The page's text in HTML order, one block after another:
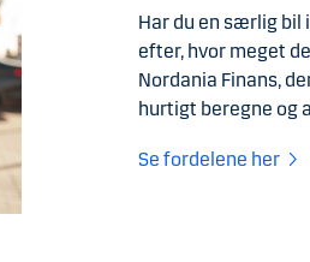
Har du en særlig bil
efter, hvor meget
Nordania Finans,
hurtigt beregne og
Se fordelene her